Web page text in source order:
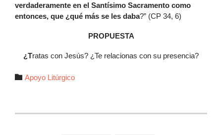
verdaderamente en el Santísimo Sacramento como
entonces, que ¿qué más se les daba?” (CP 34, 6)
PROPUESTA
¿Tratas con Jesús? ¿Te relacionas con su presencia?
 Autor
Apoyo Litúrgico